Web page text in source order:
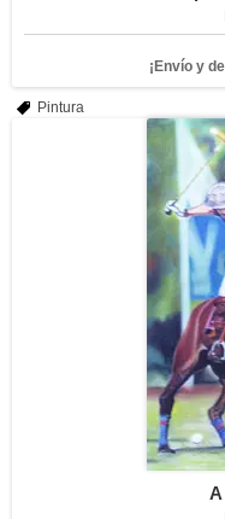
¡Envío y
Pintura